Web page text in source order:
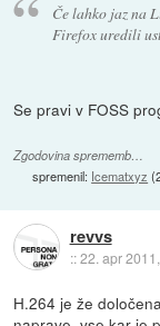
Če lahko jaz na
Firefox uredili
Se pravi v FOSS
Zgodovina sprememb…
spremenil: Icematxyz (
revvs
::22. apr
H.264 je že